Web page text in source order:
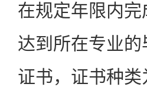
在规定年限内
达到所在专业
证书，证书种